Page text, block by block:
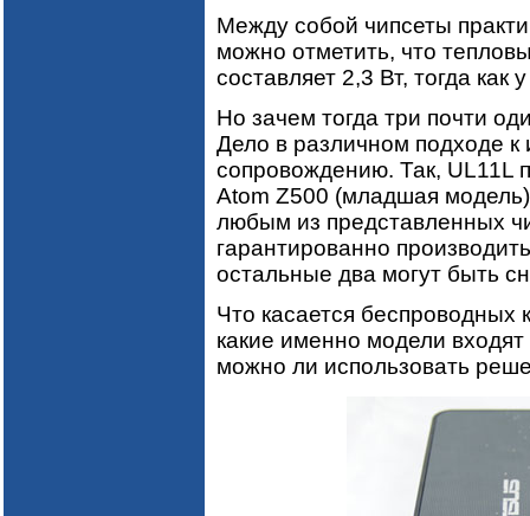
Между собой чипсеты
можно отметить, что
составляет 2,3 Вт, тогда как
Но зачем тогда три почти
Дело в различном подходе
сопровождению. Так, UL11L
Atom Z500 (младшая
любым из представленных
гарантированно
остальные два могут быть
Что касается беспроводных
какие именно модели
можно ли использовать